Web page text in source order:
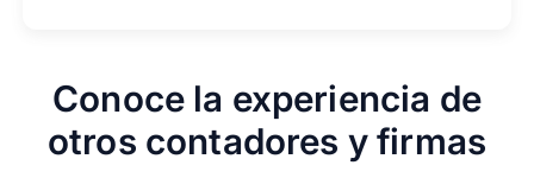
Conoce la experiencia de
otros contadores y firmas